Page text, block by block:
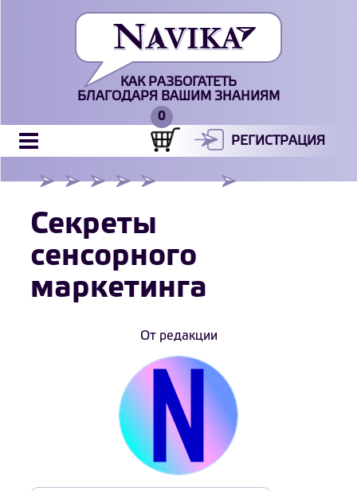
КАК РАЗБОГАТЕТЬ
БЛАГОДАРЯ ВАШИМ ЗНАНИЯМ
РЕГИСТРАЦИЯ
Секреты
сенсорного
маркетинга
От редакции